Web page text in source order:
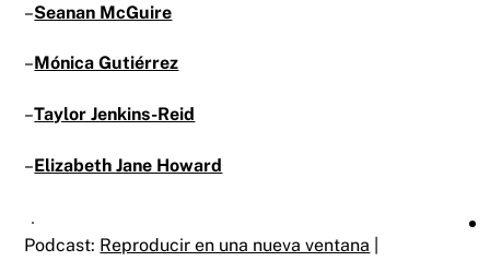
–Seanan McGuire
–Mónica Gutiérrez
–Taylor Jenkins-Reid
–Elizabeth Jane Howard
Podcast: Reproducir en una nueva ventana